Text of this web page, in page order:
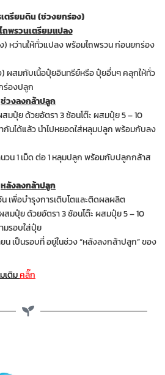
ตรียมดิน (ช่วงยกร่อง)
ถพรวนเตรียมแปลง
ง) หว่านให้ทั่วแปลง พร้อมไถพรวน ก่อนยกร่อง
) ผสมกับเนื้อปุ๋ยอินทรีย์หรือ ปุ๋ยอื่นๆ คลุกให้ทั่ว
ร่องปลูก
ช่วงลงกล้าปลูก
มปุ๋ย ด้วยอัตรา 3 ช้อนโต๊ะ ผสมปุ๋ย 5 – 10
นได้แล้ว นำไปหยอดใส่หลุมปลูก พร้อมกับลง
วน 1 เม็ด ต่อ 1 หลุมปลูก พร้อมกับปลูกกล้าส
หลังลงกล้าปลูก
เพื่อบำรุงการเติบโตและติดผลผลิต
สมปุ๋ย ด้วยอัตรา 3 ช้อนโต๊ะ ผสมปุ๋ย 5 – 10
มรอบใส่ปุ๋ย
เป็นรอบที่ อยู่ในช่วง “หลังลงกล้าปลูก” ของ
เติมคลิ๊ก